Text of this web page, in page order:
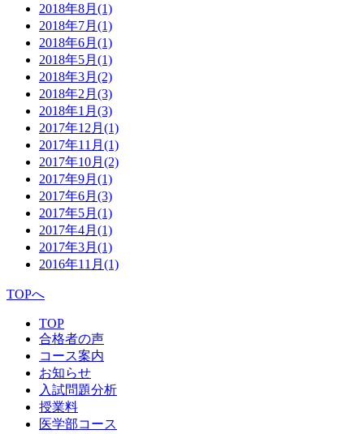
2018年8月 (1)
2018年7月 (1)
2018年6月 (1)
2018年5月 (1)
2018年3月 (2)
2018年2月 (3)
2018年1月 (3)
2017年12月 (1)
2017年11月 (1)
2017年10月 (2)
2017年9月 (1)
2017年6月 (3)
2017年5月 (1)
2017年4月 (1)
2017年3月 (1)
2016年11月 (1)
TOPへ
TOP
合格者の声
コース案内
お知らせ
入試問題分析
授業料
医学部コース